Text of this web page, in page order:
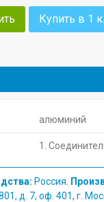
Купить в 1
алюминий
1.
Россия.
д. 7, оф. 401, г.